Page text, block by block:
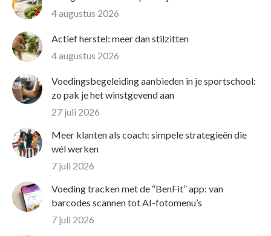
4 augustus 2026
Actief herstel: meer dan stilzitten
4 augustus 2026
Voedingsbegeleiding aanbieden in je sportschool:
zo pak je het winstgevend aan
27 juli 2026
Meer klanten als coach: simpele strategieën die
wél werken
7 juli 2026
Voeding tracken met de “BenFit” app: van
barcodes scannen tot AI-fotomenu’s
7 juli 2026